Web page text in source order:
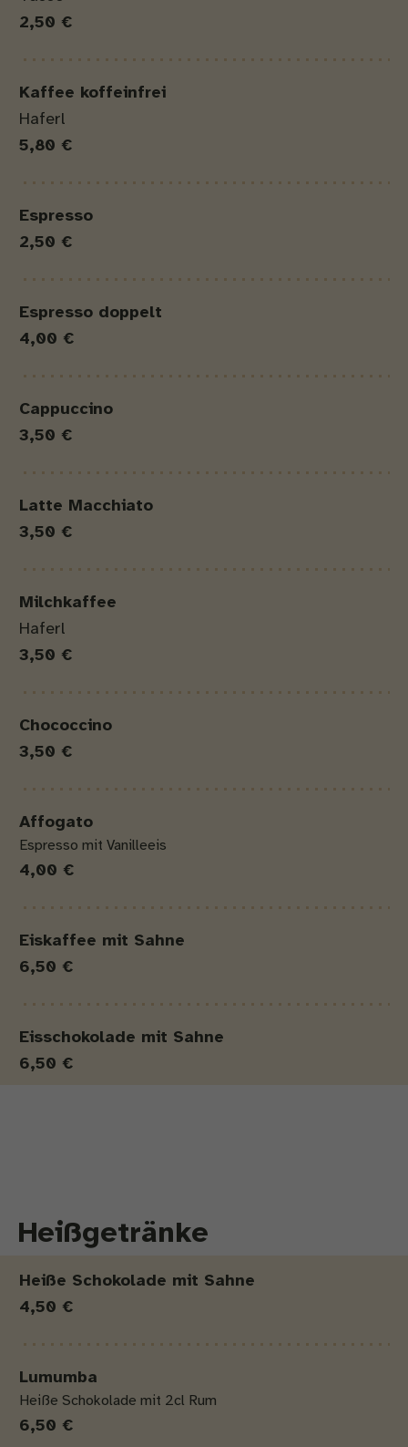
2,50 €
Kaffee koffeinfrei
Haferl
5,80 €
Espresso
2,50 €
Espresso doppelt
4,00 €
Cappuccino
3,50 €
Latte Macchiato
3,50 €
Milchkaffee
Haferl
3,50 €
Chococcino
3,50 €
Affogato
Espresso mit Vanilleeis
4,00 €
Eiskaffee mit Sahne
6,50 €
Eisschokolade mit Sahne
6,50 €
Heißgetränke
Produkt
Menge
Preis
Heiße Schokolade mit Sahne
4,50 €
Lumumba
Heiße Schokolade mit 2cl Rum
6,50 €